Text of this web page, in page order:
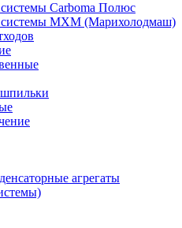
Carboma Полюс
системы МХМ (Марихолодмаш)
агрегаты